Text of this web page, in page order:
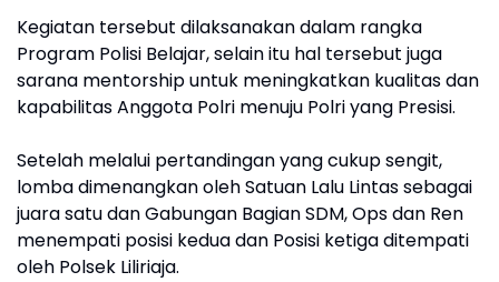
Kegiatan tersebut dilaksanakan dalam rangka
Program Polisi Belajar, selain itu hal tersebut juga
sarana mentorship untuk meningkatkan kualitas dan
kapabilitas Anggota Polri menuju Polri yang Presisi.
Setelah melalui pertandingan yang cukup sengit,
lomba dimenangkan oleh Satuan Lalu Lintas sebagai
juara satu dan Gabungan Bagian SDM, Ops dan Ren
menempati posisi kedua dan Posisi ketiga ditempati
oleh Polsek Liliriaja.